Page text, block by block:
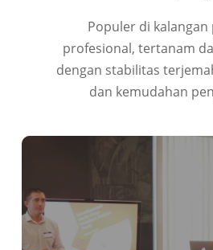
Populer di kalangan
profesional, tertanam
dengan stabilitas
dan kemudahan
日
ไ